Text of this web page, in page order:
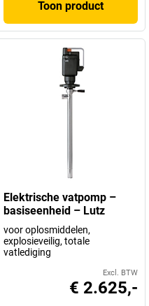
Toon product
Elektrische vatpomp –
basiseenheid – Lutz
voor oplosmiddelen,
explosieveilig, totale
vatlediging
Excl. BTW
€ 2.625,-